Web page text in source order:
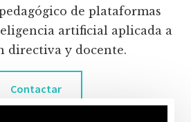
de plataformas
artificial aplicada a
directiva y docente.
Contactar